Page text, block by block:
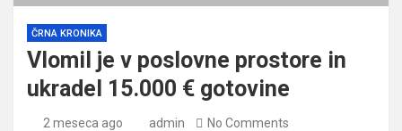
ČRNA KRONIKA
Vlomil je v poslovne prostore in
ukradel 15.000 € gotovine
2 meseca ago admin No Comments